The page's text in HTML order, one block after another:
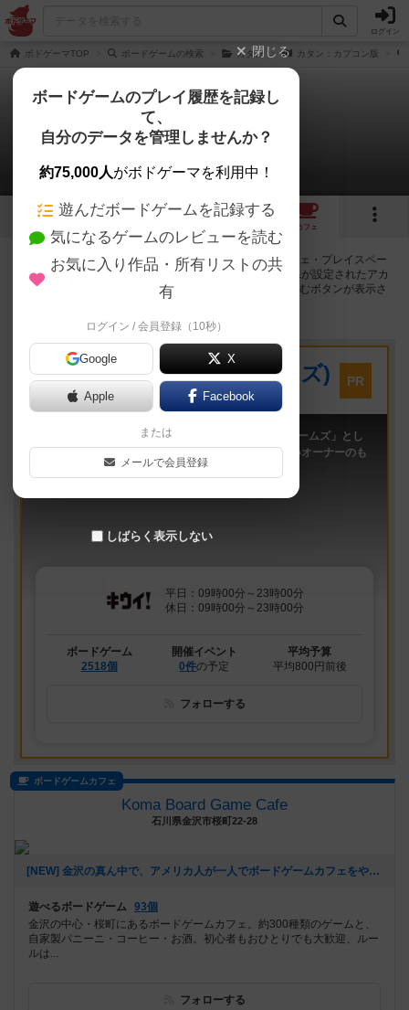
ログイン
ボドゲーマTOP ボードゲームの検索 カタン カタン：カプコン版
カタン：カプコン版
22店のカフェ/スペースが提供中
2 1
カフェ
カタン：カプコン版で遊ぶことができるボードゲームカフェ・プレイスペー
スが22店登録されています。公開プロフィールの都道府県が設定されたアカ
ウントでログインすると、同じ都道府県内の店舗に絞り込むボタンが表示さ
プレイスペース
キウイ！(旧:キウイゲームズ)
大阪府大阪市中央区森ノ宮中央2-8-2 永田中央ビル2階
PR
「キウイ！」は、2011年9月大阪日本橋で「キウイゲームズ」とし
てスタートしたボードゲームカフェです。 今は新しいオーナーのも
平日：09時00分～23時00分
休日：09時00分～23時00分
ボードゲーム
2518個
開催イベント
0件の予定
平均予算
平均800円前後
フォローする
ボードゲームカフェ
Koma Board Game Cafe
石川県金沢市桜町22-28
[NEW] 金沢の真ん中で、アメリカ人が一人でボードゲームカフェをやっています（2026年07月30日 20時56分）
遊べるボードゲーム 93個
金沢の中心・桜町にあるボードゲームカフェ。約300種類のゲームと、
自家製パニーニ・コーヒー・お酒。初心者もおひとりでも大歓迎、ルー
ルは...
フォローする
閉じる
ボードゲームのプレイ履歴を記録し
て、
自分のデータを管理しませんか？
約75,000人がボドゲーマを利用中！
遊んだボードゲームを記録する
気になるゲームのレビューを読む
お気に入り作品・所有リストの共
有
ログイン / 会員登録（10秒）
Google X
Apple Facebook
または
メールで会員登録
しばらく表示しない